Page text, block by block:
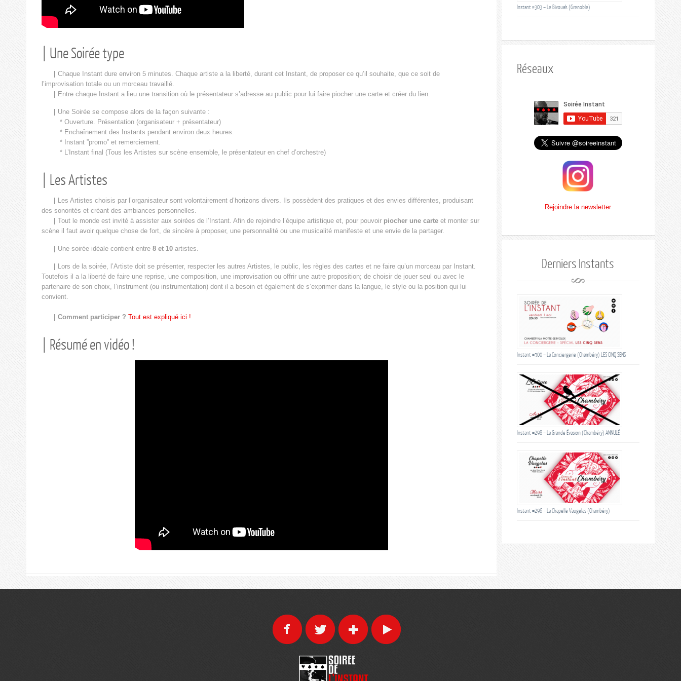
| Une Soirée type
Chaque Instant dure environ 5 minutes. Chaque artiste a la liberté, durant cet Instant, de proposer ce qu’il souhaite, que ce soit de
l’improvisation totale ou un morceau travaillé.
Entre chaque Instant a lieu une transition où le présentateur s’adresse au public pour lui faire piocher une carte et créer du lien.
Une Soirée se compose alors de la façon suivante :
* Ouverture. Présentation (organisateur + présentateur)
* Enchaînement des Instants pendant environ deux heures.
* Instant ”promo” et remerciement.
* L’Instant final (Tous les Artistes sur scène ensemble, le présentateur en chef d’orchestre)
| Les Artistes
Les Artistes choisis par l’organisateur sont volontairement d’horizons divers. Ils possèdent des pratiques et des envies différentes, produisant
des sonorités et créant des ambiances personnelles.
Tout le monde est invité à assister aux soirées de l’Instant. Afin de rejoindre l’équipe artistique et, pour pouvoir piocher une carte et monter sur
scène il faut avoir quelque chose de fort, de sincère à proposer, une personnalité ou une musicalité manifeste et une envie de la partager.
Une soirée idéale contient entre 8 et 10 artistes.
Lors de la soirée, l’Artiste doit se présenter, respecter les autres Artistes, le public, les règles des cartes et ne faire qu’un morceau par Instant.
Toutefois il a la liberté de faire une reprise, une composition, une improvisation ou offrir une autre proposition; de choisir de jouer seul ou avec le
partenaire de son choix, l’instrument (ou instrumentation) dont il a besoin et également de s’exprimer dans la langue, le style ou la position qui lui
convient.
| Comment participer ? Tout est expliqué ici !
| Résumé en vidéo !
Instant #303 – Le Bivouak (Grenoble)
Réseaux
Rejoindre la newsletter
Derniers Instants
Instant #300 – La Conciergerie (Chambéry) LES CINQ SENS
Instant #298 – La Grande Évasion (Chambéry) ANNULÉ
Instant #296 – La Chapelle Vaugelas (Chambéry)